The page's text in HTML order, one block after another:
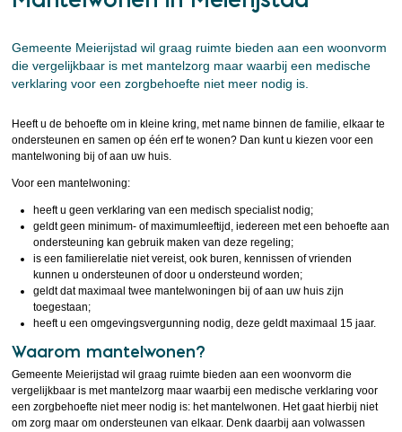
Gemeente Meierijstad wil graag ruimte bieden aan een woonvorm
die vergelijkbaar is met mantelzorg maar waarbij een medische
verklaring voor een zorgbehoefte niet meer nodig is.
Heeft u de behoefte om in kleine kring, met name binnen de familie, elkaar te
ondersteunen en samen op één erf te wonen? Dan kunt u kiezen voor een
mantelwoning bij of aan uw huis.
Voor een mantelwoning:
heeft u geen verklaring van een medisch specialist nodig;
geldt geen minimum- of maximumleeftijd, iedereen met een behoefte aan
ondersteuning kan gebruik maken van deze regeling;
is een familierelatie niet vereist, ook buren, kennissen of vrienden
kunnen u ondersteunen of door u ondersteund worden;
geldt dat maximaal twee mantelwoningen bij of aan uw huis zijn
toegestaan;
heeft u een omgevingsvergunning nodig, deze geldt maximaal 15 jaar.
Waarom mantelwonen?
Gemeente Meierijstad wil graag ruimte bieden aan een woonvorm die
vergelijkbaar is met mantelzorg maar waarbij een medische verklaring voor
een zorgbehoefte niet meer nodig is: het mantelwonen. Het gaat hierbij niet
om zorg maar om ondersteunen van elkaar. Denk daarbij aan volwassen